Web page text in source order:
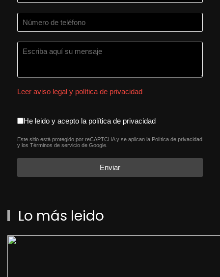
Leer aviso legal y política de privacidad
aceptacion política de
He leido y acepto la política de privacidad
reCAPTCHA*
Este sitio está protegido por reCAPTCHA y se aplican la Política de privacidad
y los Términos de servicio de Google.
Enviar
Lo más leido